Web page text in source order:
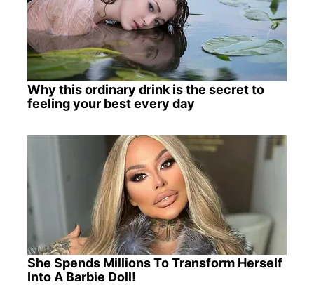
Why this ordinary drink is the secret to
feeling your best every day
She Spends Millions To Transform Herself
Into A Barbie Doll!